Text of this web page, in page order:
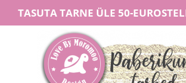
TASUTA TARNE ÜLE 50-